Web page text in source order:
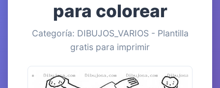
para colorear
Categoría: DIBUJOS_VARIOS - Plantilla
gratis para imprimir